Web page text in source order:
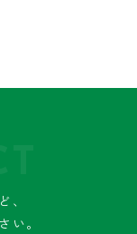
、
い。